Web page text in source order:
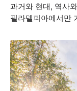
과거와 현대, 역사
필라델피아에서만